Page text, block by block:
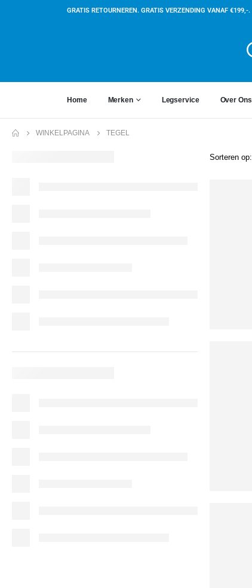
GRATIS RETOURNEREN. GRATIS VERZENDING VANAF €199,-.
Home Merken Legservice Over Ons
WINKELPAGINA TEGEL
Sorteren op: